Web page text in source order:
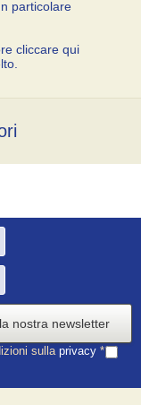
particolare
cliccare qui
nostra newsletter
sulla privacy *